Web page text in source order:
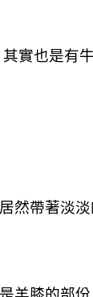
實也是
然帶著淡